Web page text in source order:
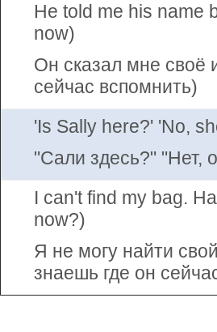
He told me his name
now)
Он сказал мне своё
сейчас вспомнить)
'Is Sally here?' 'No,
"Сали здесь?" "Нет,
I can't find my bag.
now?)
Я не могу найти
знаешь где он